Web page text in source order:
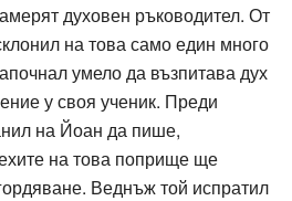
духовен ръководител. От
на това само един много
умело да възпитава дух
у своя ученик. Преди
на Йоан да пише,
на това поприще ще
Веднъж той испратил